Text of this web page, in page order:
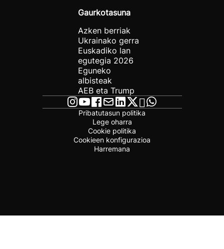
Gaurkotasuna
Azken berriak
Ukrainako gerra
Euskadiko lan
egutegia 2026
Eguneko
albisteak
AEB eta Trump
Pribatutasun politika
Lege oharra
Cookie politika
Cookieen konfigurazioa
Harremana